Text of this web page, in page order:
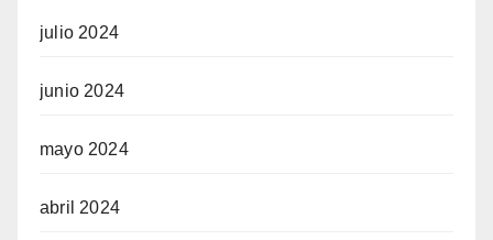
julio 2024
junio 2024
mayo 2024
abril 2024